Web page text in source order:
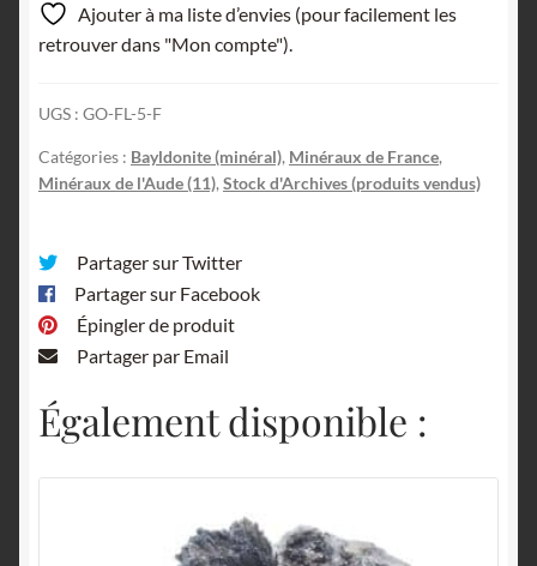
Ajouter à ma liste d’envies (pour facilement les
retrouver dans "Mon compte").
UGS : GO-FL-5-F
Catégories : Bayldonite (minéral), Minéraux de France,
Minéraux de l'Aude (11), Stock d'Archives (produits vendus)
Partager sur Twitter
Partager sur Facebook
Épingler de produit
Partager par Email
Également disponible :